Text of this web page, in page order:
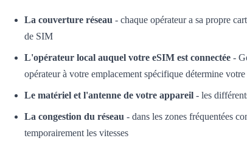
La couverture réseau - chaque opérateur a sa propre
de SIM
L'opérateur local auquel votre eSIM est connectée -
opérateur à votre emplacement spécifique détermine votre
Le matériel et l'antenne de votre appareil - les
La congestion du réseau - dans les zones fréquentées
temporairement les vitesses